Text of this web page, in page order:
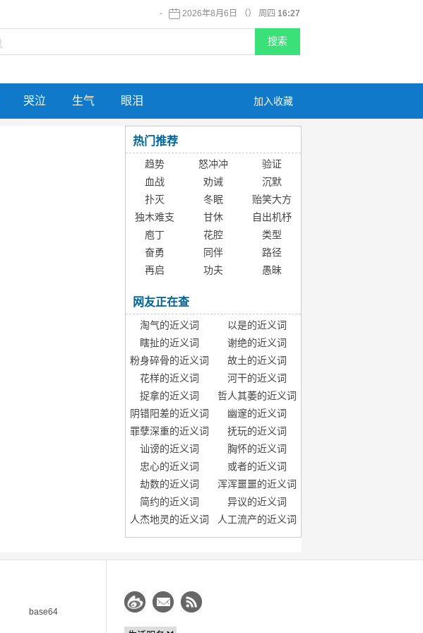
- 2026年8月6日 （） 周四 16:27
加入收藏
哭泣 生气 眼泪
热门推荐
趋势 怒冲冲
验证
血战
劝诫
沉默
扑灭
冬眠
贻笑大方
独木难支
甘休
自出机杼
庖丁
花腔
类型
奋勇
同伴
路径
再启
功夫 愚昧
网友正在查
淘气的近义词
以是的近义词
瞎扯的近义词
谢绝的近义词
粉身碎骨的近义词
故土的近义词
花样的近义词
河干的近义词
捉拿的近义词
哲人其萎的近义词
阴错阳差的近义词
幽邃的近义词
罪孽深重的近义词
抚玩的近义词
讪谤的近义词
胸怀的近义词
忠心的近义词
或者的近义词
劫数的近义词
浑浑噩噩的近义词
简约的近义词
异议的近义词
人杰地灵的近义词
人工流产的近义词
base64